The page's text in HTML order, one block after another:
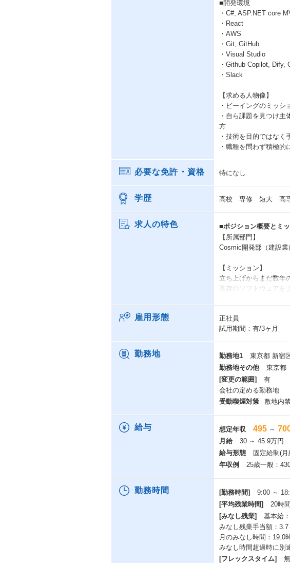
■開発環境
・C#, ASP.NET core
・React
・AWS
・Git, GitHub
・Visual Studio
・Github Copilot, Dify,
・Slack
【求める人物像】
・ビーイングのミッ
・自ら課題を見つけ
方
・技術を目的ではな
・職種を問わず積極
必要な免許・資格 特になし
学歴 高校 専修 短大 高
求人の特色
■ポジション概要とミ
【所属部門】
Cosmic開発部（建設業
【ミッション】
立ち上げからまだ数年
既存のソフトウェアを
既存のサービスの良い
課題解決に取り組みプ
ただ作るだけではなく
自分たちのプロダクト
オフィスにはエンジニ
クライアントの声を聞
雇用形態
正社員
試用期間：有/3ヶ月
勤務地 勤務地1
東京都 新宿
勤務地その他
東京都
[変更の範囲]
有
会社の定める勤務地
受動喫煙対策
敷地内
給与 想定年収 495 ～
月給
30 ～ 45.9万円
給与形態
固定給制(
年収例
25歳一般：
勤務時間 [勤務時間]
9:00 ～
[平均残業時間]
20時
[みなし残業]
基本給
みなし残業手当額：3.7
月のみなし時間：19.0
みなし時間超過時に別
[フレックスタイム]
無